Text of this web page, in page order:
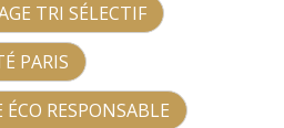
TRI SÉLECTIF
PARIS
RESPONSABLE